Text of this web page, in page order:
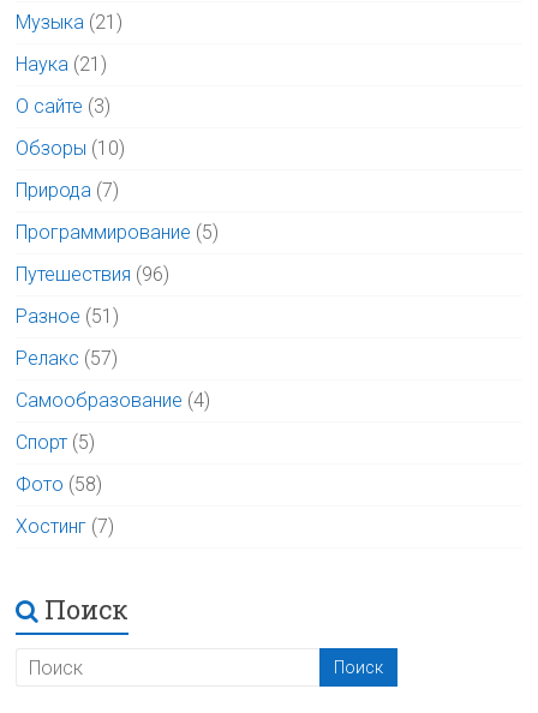
Музыка (21)
Наука (21)
О сайте (3)
Обзоры (10)
Природа (7)
Программирование (5)
Путешествия (96)
Разное (51)
Релакс (57)
Самообразование (4)
Спорт (5)
Фото (58)
Хостинг (7)
Поиск